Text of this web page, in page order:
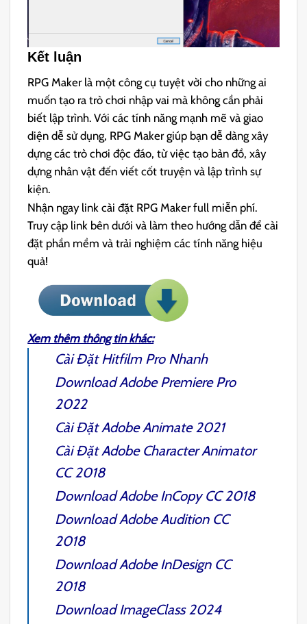
Kết luận
RPG Maker là một công cụ tuyệt vời cho những ai
muốn tạo ra trò chơi nhập vai mà không cần phải
biết lập trình. Với các tính năng mạnh mẽ và giao
diện dễ sử dụng, RPG Maker giúp bạn dễ dàng xây
dựng các trò chơi độc đáo, từ việc tạo bản đồ, xây
dựng nhân vật đến viết cốt truyện và lập trình sự
kiện.
Nhận ngay link cài đặt RPG Maker full miễn phí.
Truy cập link bên dưới và làm theo hướng dẫn để cài
đặt phần mềm và trải nghiệm các tính năng hiệu
quả!
Xem thêm thông tin khác:
Cài ĐặtHitfilm ProNhanh
DownloadAdobe Premiere Pro
2022
Cài ĐặtAdobe Animate 2021
Cài ĐặtAdobe Character Animator
CC 2018
DownloadAdobe InCopy CC 2018
DownloadAdobe Audition CC
2018
DownloadAdobe InDesign CC
2018
DownloadImageClass 2024